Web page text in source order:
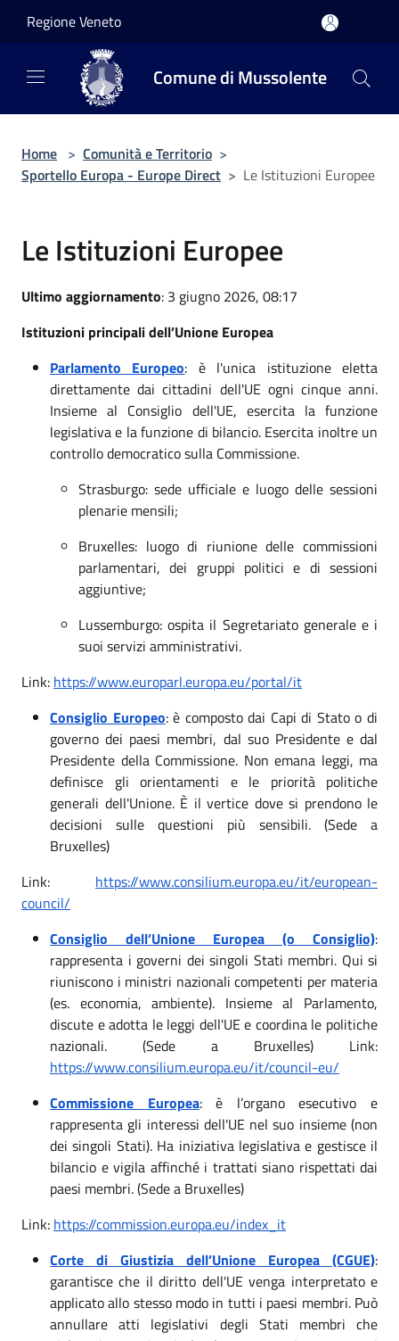
Regione Veneto
Comune di Mussolente
Home > Comunità e Territorio >
Sportello Europa - Europe Direct > Le Istituzioni Europee
Le Istituzioni Europee
Ultimo aggiornamento: 3 giugno 2026, 08:17
Istituzioni principali dell’Unione Europea
Parlamento Europeo: è l'unica istituzione eletta
direttamente dai cittadini dell'UE ogni cinque anni.
Insieme al Consiglio dell'UE, esercita la funzione
legislativa e la funzione di bilancio. Esercita inoltre un
controllo democratico sulla Commissione.
Strasburgo: sede ufficiale e luogo delle sessioni
plenarie mensili;
Bruxelles: luogo di riunione delle commissioni
parlamentari, dei gruppi politici e di sessioni
aggiuntive;
Lussemburgo: ospita il Segretariato generale e i
suoi servizi amministrativi.
Link: https://www.europarl.europa.eu/portal/it
Consiglio Europeo: è composto dai Capi di Stato o di
governo dei paesi membri, dal suo Presidente e dal
Presidente della Commissione. Non emana leggi, ma
definisce gli orientamenti e le priorità politiche
generali dell'Unione. È il vertice dove si prendono le
decisioni sulle questioni più sensibili. (Sede a
Bruxelles)
Link: https://www.consilium.europa.eu/it/european-
council/
Consiglio dell’Unione Europea (o Consiglio):
rappresenta i governi dei singoli Stati membri. Qui si
riuniscono i ministri nazionali competenti per materia
(es. economia, ambiente). Insieme al Parlamento,
discute e adotta le leggi dell'UE e coordina le politiche
nazionali. (Sede a Bruxelles) Link:
https://www.consilium.europa.eu/it/council-eu/
Commissione Europea: è l’organo esecutivo e
rappresenta gli interessi dell'UE nel suo insieme (non
dei singoli Stati). Ha iniziativa legislativa e gestisce il
bilancio e vigila affinché i trattati siano rispettati dai
paesi membri. (Sede a Bruxelles)
Link: https://commission.europa.eu/index_it
Corte di Giustizia dell’Unione Europea (CGUE):
garantisce che il diritto dell'UE venga interpretato e
applicato allo stesso modo in tutti i paesi membri. Può
annullare atti legislativi degli Stati membri che